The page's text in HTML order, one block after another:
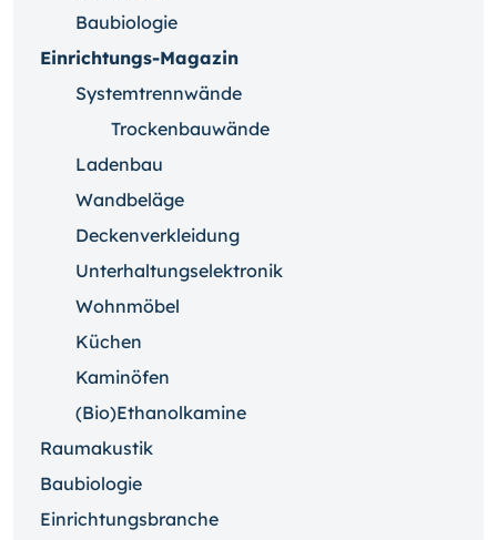
Baubiologie
Einrichtungs-Magazin
Systemtrennwände
Trockenbauwände
Ladenbau
Wandbeläge
Deckenverkleidung
Unterhaltungselektronik
Wohnmöbel
Küchen
Kaminöfen
(Bio)Ethanolkamine
Raumakustik
Baubiologie
Einrichtungsbranche